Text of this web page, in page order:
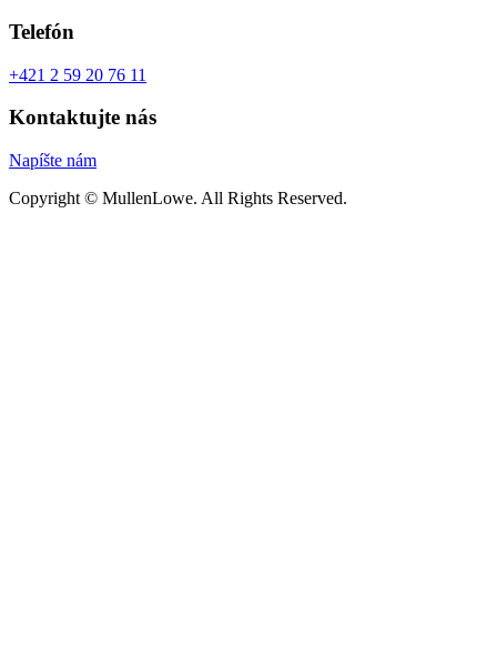
Telefón
+421 2 59 20 76 11
Kontaktujte nás
Napíšte nám
Copyright © MullenLowe. All Rights Reserved.